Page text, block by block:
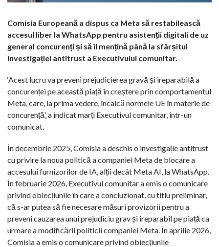
Comisia Europeană a dispus ca Meta să restabilească
accesul liber la WhatsApp pentru asistenții digitali de uz
general concurenți și să îl mențină până la sfârșitul
investigației antitrust a Executivului comunitar.
‘Acest lucru va preveni prejudicierea gravă și ireparabilă a
concurenței pe această piață în creștere prin comportamentul
Meta, care, la prima vedere, încalcă normele UE în materie de
concurență’, a indicat marți Executivul comunitar, într-un
comunicat.
În decembrie 2025, Comisia a deschis o investigație antitrust
cu privire la noua politică a companiei Meta de blocare a
accesului furnizorilor de IA, alții decât Meta AI, la WhatsApp.
În februarie 2026, Executivul comunitar a emis o comunicare
privind obiecțiunile în care a concluzionat, cu titlu preliminar,
că s-ar putea să fie necesare măsuri provizorii pentru a
preveni cauzarea unui prejudiciu grav și ireparabil pe piață ca
urmare a modificării politicii companiei Meta. În aprilie 2026,
Comisia a emis o comunicare privind obiecțiunile